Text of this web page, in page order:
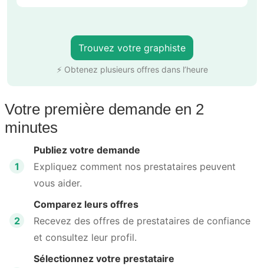
Trouvez votre graphiste
⚡ Obtenez plusieurs offres dans l’heure
Votre première demande en 2
minutes
1
Publiez votre demande
Expliquez comment nos prestataires peuvent
vous aider.
2
Comparez leurs offres
Recevez des offres de prestataires de confiance
et consultez leur profil.
Sélectionnez votre prestataire